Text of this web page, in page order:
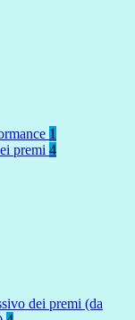
1
premi 4
dei premi (da